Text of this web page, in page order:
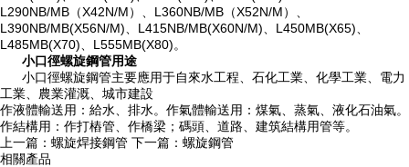
L290NB/MB（X42N/M）、L360NB/MB（X52N/M）、
L390NB/MB(X56N/M)、L415NB/MB(X60N/M)、L450MB(X65)、
L485MB(X70)、L555MB(X80)。
小口徑螺旋鋼管用途
小口徑螺旋鋼管主要應用于自來水工程、石化工業、化學工業、電力
工業、農業灌溉、城市建設
作液體輸送用：給水、排水。作氣體輸送用：煤氣、蒸氣、液化石油氣。
作結構用：作打樁管、作橋梁；碼頭、道路、建筑結構用管等。
上一篇： 螺旋焊接鋼管 下一篇： 螺旋鋼管
相關產品